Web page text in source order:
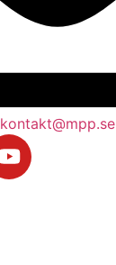
kontakt@mpp.se